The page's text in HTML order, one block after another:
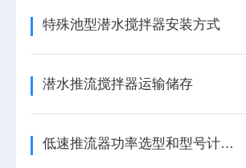
特殊池型潜水搅拌器安装方式
潜水推流搅拌器运输储存
低速推流器功率选型和型号计算公式